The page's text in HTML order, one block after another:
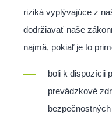
riziká vyplývajúce z
dodržiavať naše
najmä, pokiaľ je to
boli k dispozícii
prevádzkové